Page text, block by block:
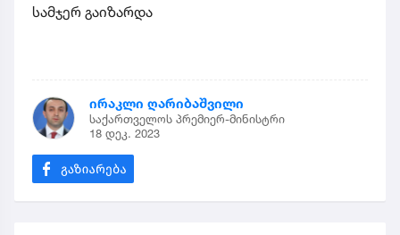
სამჯერ გაიზარდა
ირაკლი ღარიბაშვილი
საქართველოს პრემიერ-მინისტრი
18 დეკ. 2023